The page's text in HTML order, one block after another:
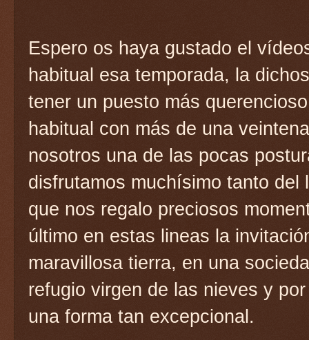
Espero os haya gustado el
habitual esa temporada, la
tener un puesto más
habitual con más de una
nosotros una de las pocas
disfrutamos muchísimo tanto
que nos regalo preciosos
último en estas lineas la
maravillosa tierra, en una
refugio virgen de las nieves y
una forma tan excepcional.